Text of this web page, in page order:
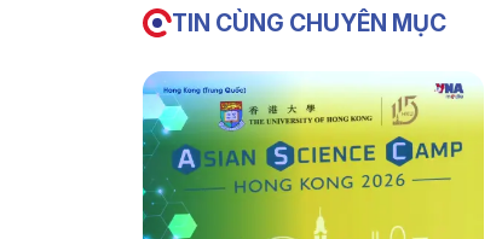
TIN CÙNG CHUYÊN MỤC